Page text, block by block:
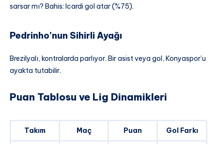
sarsar mı? Bahis: Icardi gol atar (%75).
Pedrinho’nun Sihirli Ayağı
Brezilyalı, kontralarda parlıyor. Bir asist veya gol, Konyaspor’u
ayakta tutabilir.
Puan Tablosu ve Lig Dinamikleri
Takım Maç Puan Gol Farkı